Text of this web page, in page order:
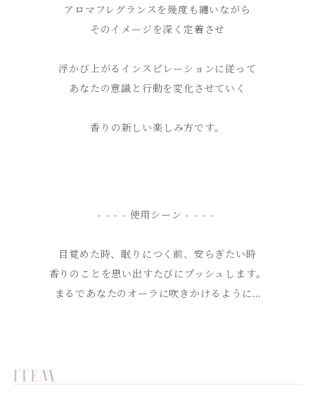
アロマフレグランスを幾度も纏いながら
そのイメージを深く定着させ
浮かび上がるインスピレーションに従って
あなたの意識と行動を変化させていく
香りの新しい楽しみ方です。
- - - - 使用シーン - - - -
目覚めた時、眠りにつく前、安らぎたい時
香りのことを思い出すたびにプッシュします。
まるであなたのオーラに吹きかけるように…